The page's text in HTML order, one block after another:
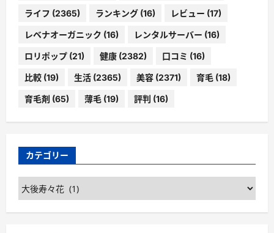
ライフ (2365) ランキング (16) レビュー (17)
レベナオーガニック (16) レンタルサーバー (16)
ロリポップ (21) 健康 (2382) 口コミ (16)
比較 (19) 生活 (2365) 美容 (2371) 育毛 (18)
育毛剤 (65) 薄毛 (19) 評判 (16)
カテゴリー
カ
テ
ゴ